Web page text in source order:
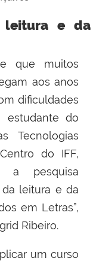
leitura e da
que muitos
aos anos
dificuldades
estudante do
Tecnologias
do IFF,
a pesquisa
da leitura e da
em Letras”,
Ribeiro.
um curso